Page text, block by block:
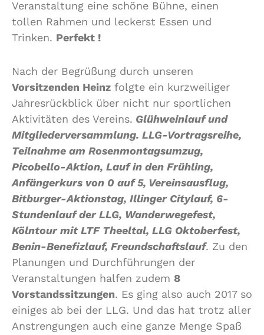
Veranstaltung eine schöne Bühne, einen
tollen Rahmen und leckerst Essen und
Trinken. Perfekt !
Nach der Begrüßung durch unseren
Vorsitzenden Heinz folgte ein kurzweiliger
Jahresrückblick über nicht nur sportlichen
Aktivitäten des Vereins. Glühweinlauf und
Mitgliederversammlung. LLG-Vortragsreihe,
Teilnahme am Rosenmontagsumzug,
Picobello-Aktion, Lauf in den Frühling,
Anfängerkurs von 0 auf 5, Vereinsausflug,
Bitburger-Aktionstag, Illinger Citylauf, 6-
Stundenlauf der LLG, Wanderwegefest,
Kölntour mit LTF Theeltal, LLG Oktoberfest,
Benin-Benefizlauf, Freundschaftslauf. Zu den
Planungen und Durchführungen der
Veranstaltungen halfen zudem 8
Vorstandssitzungen. Es ging also auch 2017 so
einiges ab bei der LLG. Und das hat trotz aller
Anstrengungen auch eine ganze Menge Spaß